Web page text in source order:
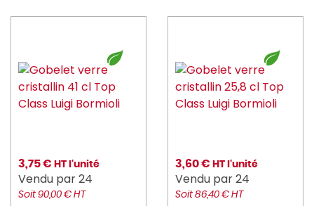
3,75 € HT l'unité
Vendu par 24
Soit 90,00 € HT
3,60 € HT l'unité
Vendu par 24
Soit 86,40 € HT